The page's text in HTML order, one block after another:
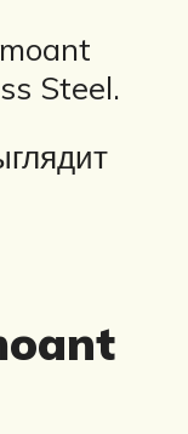
Steel.